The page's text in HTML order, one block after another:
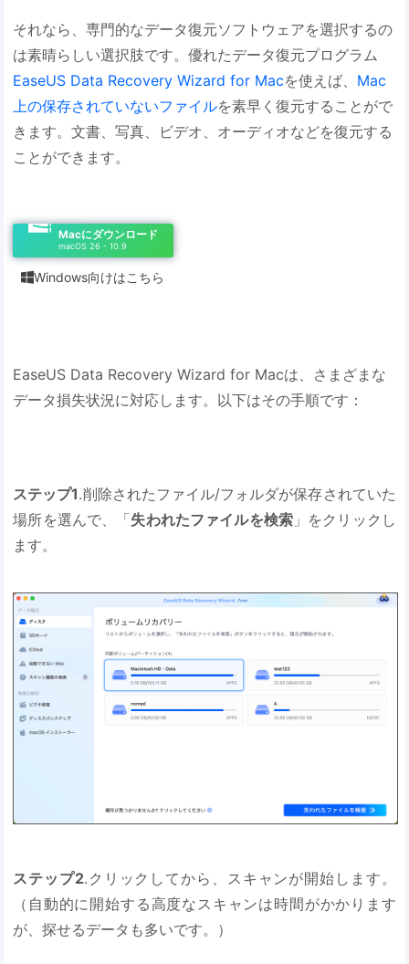
それなら、専門的なデータ復元ソフトウェアを選択するの
は素晴らしい選択肢です。優れたデータ復元プログラム
EaseUS Data Recovery Wizard for Macを使えば、 Mac
上の保存されていないファイルを素早く復元することがで
きます。文書、写真、ビデオ、オーディオなどを復元する
ことができます。
Macにダウンロード
macOS 26 - 10.9
Windows向けはこちら
EaseUS Data Recovery Wizard for Macは、さまざまな
データ損失状況に対応します。以下はその手順です：
ステップ1.削除されたファイル/フォルダが保存されていた
場所を選んで、「失われたファイルを検索」をクリックし
ます。
ステップ2.クリックしてから、スキャンが開始します。
（自動的に開始する高度なスキャンは時間がかかります
が、探せるデータも多いです。）